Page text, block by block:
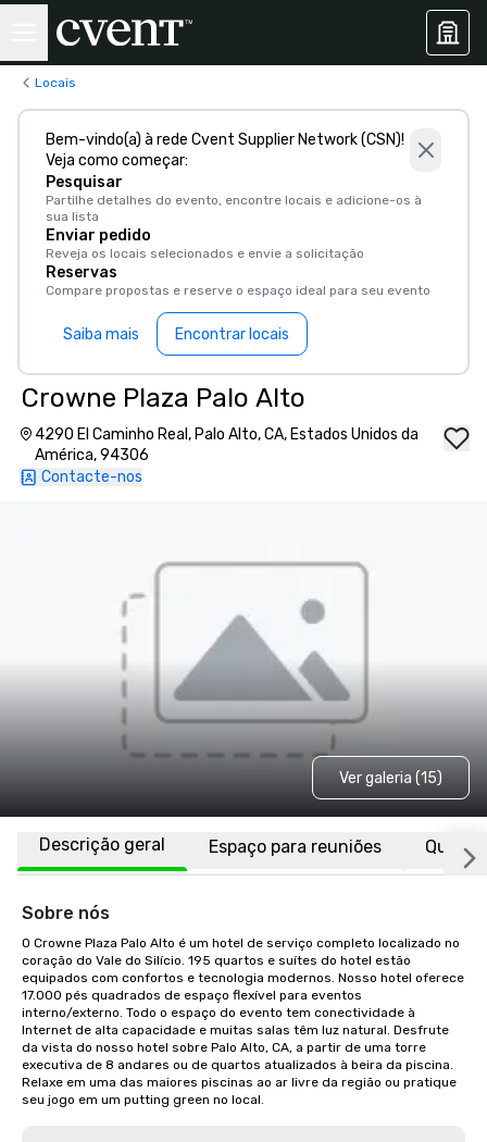
Locais
Bem-vindo(a) à rede Cvent Supplier Network (CSN)!
Veja como começar:
Pesquisar
Partilhe detalhes do evento, encontre locais e adicione-os à
sua lista
Enviar pedido
Reveja os locais selecionados e envie a solicitação
Reservas
Compare propostas e reserve o espaço ideal para seu evento
Saiba mais Encontrar locais
Crowne Plaza Palo Alto
4290 El Caminho Real, Palo Alto, CA, Estados Unidos da
América, 94306
Contacte-nos
Ver galeria (15)
Descrição geral Espaço para reuniões
Sobre nós
O Crowne Plaza Palo Alto é um hotel de serviço completo localizado no
coração do Vale do Silício. 195 quartos e suítes do hotel estão
equipados com confortos e tecnologia modernos. Nosso hotel oferece
17.000 pés quadrados de espaço flexível para eventos
interno/externo. Todo o espaço do evento tem conectividade à
Internet de alta capacidade e muitas salas têm luz natural. Desfrute
da vista do nosso hotel sobre Palo Alto, CA, a partir de uma torre
executiva de 8 andares ou de quartos atualizados à beira da piscina.
Relaxe em uma das maiores piscinas ao ar livre da região ou pratique
seu jogo em um putting green no local.